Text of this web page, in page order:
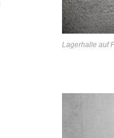
Lagerhalle auf